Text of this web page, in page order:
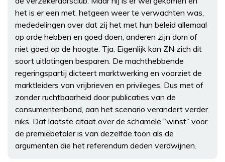
het is er een met, hetgeen weer te verwachten was,
mededelingen over dat zij het met hun beleid allemaal
op orde hebben en goed doen, anderen zijn dom of
niet goed op de hoogte. Tja. Eigenlijk kan ZN zich dit
soort uitlatingen besparen. De machthebbende
regeringspartij dicteert marktwerking en voorziet de
marktleiders van vrijbrieven en privileges. Dus met of
zonder ruchtbaarheid door publicaties van de
consumentenbond, aan het scenario verandert verder
niks. Dat laatste citaat over de schamele “winst” voor
de premiebetaler is van dezelfde toon als de
argumenten die het referendum deden verdwijnen.